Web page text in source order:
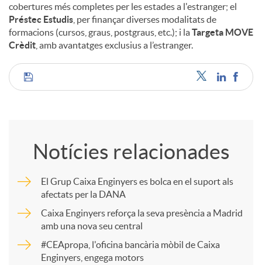
cobertures més completes per les estades a l'estranger; el
Préstec Estudis , per finançar diverses modalitats de
formacions (cursos, graus, postgraus, etc.); i laTargeta MOVE
Crèdit , amb avantatges exclusius a l’estranger.
C
p
a
Notícies relacionades
El Grup Caixa Enginyers es bolca en el suport als
afectats per la DANA
Caixa Enginyers reforça la seva presència a Madrid
amb una nova seu central
#CEApropa, l'oficina bancària mòbil de Caixa
Enginyers, engega motors